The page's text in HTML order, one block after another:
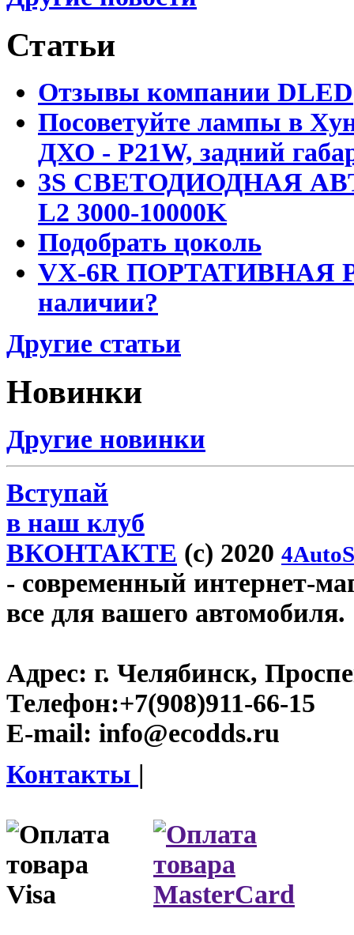
Статьи
Отзывы компании DLED
Посоветуйте лампы в
ДХО - P21W, задний
3S СВЕТОДИОДНАЯ
L2 3000-10000K
Подобрать цоколь
VX-6R ПОРТАТИВНАЯ
наличии?
Другие статьи
Новинки
Другие новинки
Вступай
в наш клуб
ВКОНТАКТЕ (c) 2020
- современный интернет-
все для вашего автомобиля.
Адрес: г. Челябинск,
Телефон:+7(908)911-66-15
E-mail: info@ecodds.ru
Контакты |